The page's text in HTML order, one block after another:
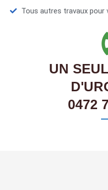
Tous autres travaux
UN
0472